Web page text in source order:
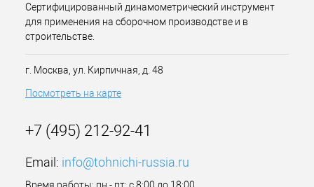
Сертифицированный динамометрический инструмент
для применения на сборочном производстве и в
строительстве.
г. Москва, ул. Кирпичная, д. 48
Посмотреть на карте
+7 (495) 212-92-41
Email: info@tohnichi-russia.ru